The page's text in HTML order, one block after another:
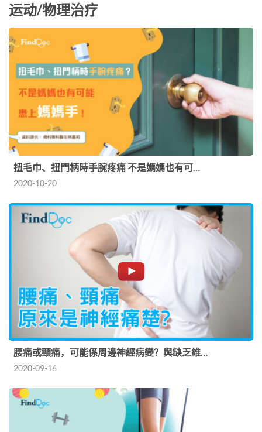
运动/物理治疗
扭毛巾、扭門柄時手腕疼痛 不是媽媽也有可…
2020-10-20
腰痛或頸痛，可能係周邊神經病變？與缺乏維…
2020-09-16